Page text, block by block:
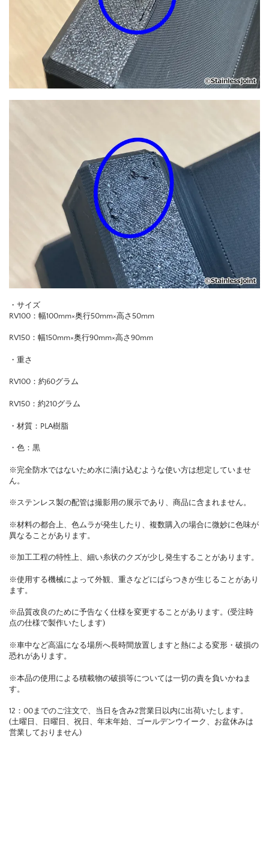
・サイズ
RV100：幅100mm×奥行50mm×高さ50mm
RV150：幅150mm×奥行90mm×高さ90mm
・重さ
RV100：約60グラム
RV150：約210グラム
・材質：PLA樹脂
・色：黒
※完全防水ではないため水に漬け込むような使い方は想定していませ
ん。
※ステンレス製の配管は撮影用の展示であり、商品に含まれません。
※材料の都合上、色ムラが発生したり、複数購入の場合に微妙に色味が
異なることがあります。
※加工工程の特性上、細い糸状のクズが少し発生することがあります。
※使用する機械によって外観、重さなどにばらつきが生じることがあり
ます。
※品質改良のために予告なく仕様を変更することがあります。(受注時
点の仕様で製作いたします)
※車中など高温になる場所へ長時間放置しますと熱による変形・破損の
恐れがあります。
※本品の使用による積載物の破損等については一切の責を負いかねま
す。
12：00までのご注文で、当日を含み2営業日以内に出荷いたします。
(土曜日、日曜日、祝日、年末年始、ゴールデンウイーク、お盆休みは
営業しておりません)